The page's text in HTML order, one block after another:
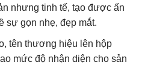
nhưng tinh tế, tạo được ấn
sự gọn nhẹ, đẹp mắt.
tên thương hiệu lên hộp
mức độ nhận diện cho sản